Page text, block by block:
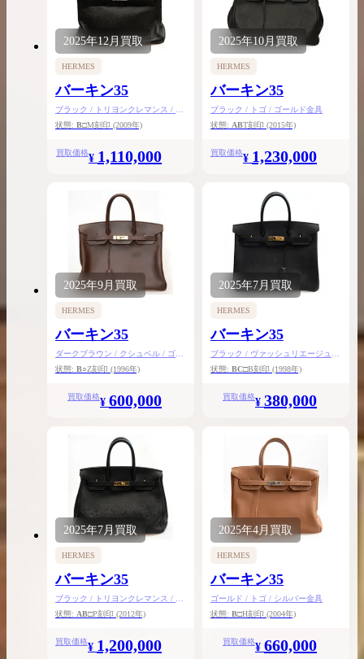
2025年12月買取
HERMES
バーキン35
ブラック / トリヨンクレマンス / シ
ルバー金具
状態: B□M刻印 (2009年)
買取価格¥ 1,110,000
2025年10月買取
HERMES
バーキン35
ブラック / トゴ / ゴールド金具
状態: ABT刻印 (2015年)
買取価格¥ 1,230,000
2025年9月 買取
HERMES
バーキン35
ダークブラウン / クシュベル / ゴー
ルド金具
状態: B○Z刻印 (1996年)
買取価格¥ 600,000
2025年7月買取
HERMES
バーキン35
ブラック / ヴァッシュリエージュ /
ゴールド金具
状態: BC□B刻印 (1998年)
買取価格¥ 380,000
2025年7月買取
HERMES
バーキン35
ブラック / トリヨンクレマンス / ゴ
ールド金具
状態: AB□P刻印 (2012年)
買取価格¥ 1,200,000
2025年4月 買取
HERMES
バーキン35
ゴールド / トゴ / シルバー金具
状態: B□H刻印 (2004年)
買取価格¥ 660,000